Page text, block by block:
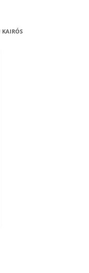
KAIRÓS